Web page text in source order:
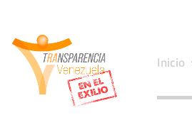
Inicio